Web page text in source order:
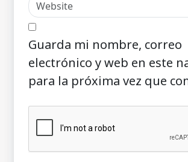
Guarda mi nombre, correo
electrónico y web en este
para la próxima vez que